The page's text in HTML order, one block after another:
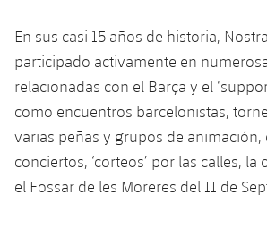
Barça Cafe
Ciutat Esportiva
La Masia
plusicon
más
Servicios
Servicios Médicos
Accesibilidad
plusicon
más
Acreditaciones
Instalaciones
SUB9 A
SUB9 B
SUB8 B
Historia
Palmarés
Mini
Clasificaciones
Jugadores
Historia
Clasificaciones
Jugadores
Fotos
Juvenil
Cadete A
Cadete B
Infantil A
Primer equipo
plusicon
más
Actualidad
Calendario
Entradas
Barça Atlètic
plusicon
más
Actualidad
Calendario
Base
plusicon
más
Actualidad
Campus Verano
En sus casi 15 años de historia,
participado activamente en
relacionadas con el Barça y el
como encuentros barcelonistas,
varias peñas y grupos de animación,
conciertos, ‘corteos’ por las calles,
el Fossar de les Moreres del 11 de